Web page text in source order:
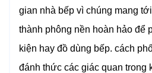
gian nhà bếp vì chúng mang
thành phông nền hoàn hảo để
kiện hay đồ dùng bếp. cách
đánh thức các giác quan trong